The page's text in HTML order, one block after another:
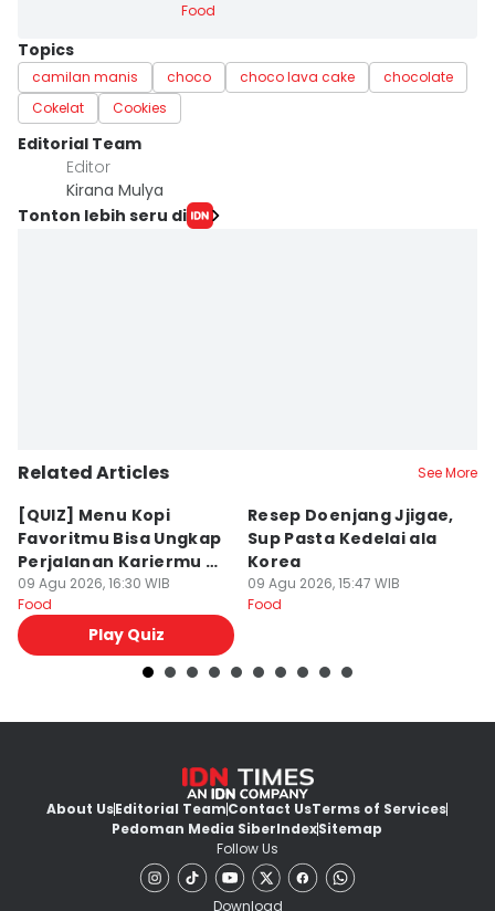
Food
Topics
camilan manis choco choco lava cake
chocolate
Cokelat
Cookies
Editorial Team
Editor
Kirana Mulya
Tonton lebih seru di
Related Articles See More
⁠[QUIZ] Menu Kopi
Favoritmu Bisa Ungkap
Perjalanan Kariermu di
Masa Depan
09 Agu 2026, 16:30 WIB
Food
Play Quiz
Resep Doenjang Jjigae,
Sup Pasta Kedelai ala
Korea
09 Agu 2026, 15:47 WIB
Food
About UsEditorial TeamContact UsTerms of Services
Pedoman Media SiberIndexSitemap
Follow Us
Download